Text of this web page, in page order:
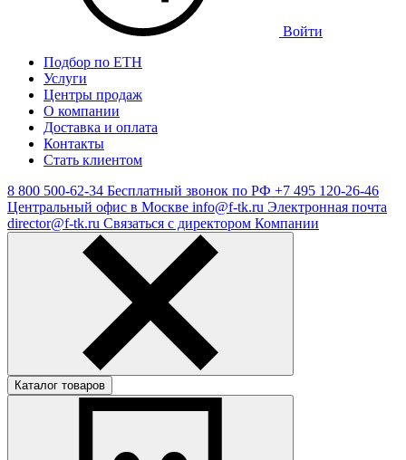
Войти
Подбор по ЕТН
Услуги
Центры продаж
О компании
Доставка и оплата
Контакты
Стать клиентом
8 800 500-62-34 Бесплатный звонок по РФ +7 495 120-26-46
Центральный офис в Москве info@f-tk.ru Электронная почта
director@f-tk.ru Связаться с директором Компании
Каталог товаров